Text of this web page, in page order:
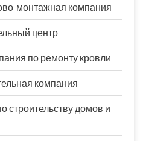
монтажная компания
центр
по ремонту кровли
компания
строительству домов и